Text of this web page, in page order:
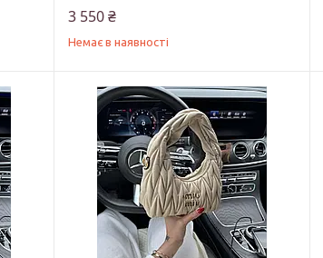
3 550 ₴
Немає в наявності